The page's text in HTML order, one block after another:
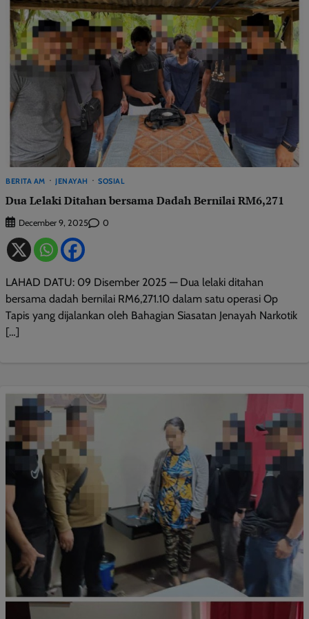
BERITA AM JENAYAH SOSIAL
Dua Lelaki Ditahan bersama Dadah Bernilai RM6,271
December 9, 2025 0
LAHAD DATU: 09 Disember 2025 — Dua lelaki ditahan
bersama dadah bernilai RM6,271.10 dalam satu operasi Op
Tapis yang dijalankan oleh Bahagian Siasatan Jenayah Narkotik
[…]